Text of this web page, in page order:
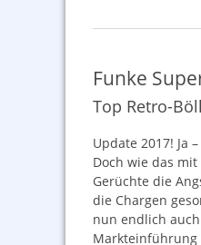
Funke
Top Retro-
Update 2017! Ja
Doch wie das
Gerüchte die
die Chargen
nun endlich
Markteinführung